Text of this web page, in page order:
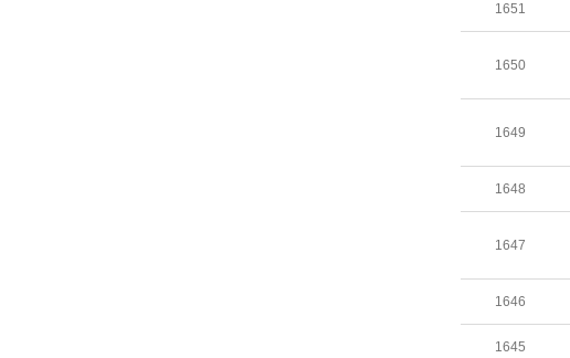
1651
1650
1649
1648
1647
1646
1645